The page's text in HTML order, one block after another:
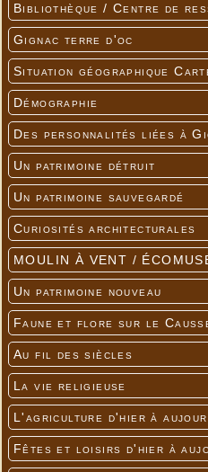
Bibliothèque / Centre de
Gignac terre d'oc
Situation géographique
Démographie
Des personnalités liées à
Un patrimoine détruit
Un patrimoine sauvegardé
Curiosités architecturales
MOULIN À VENT /
Un patrimoine nouveau
Faune et flore sur le
Au fil des siècles
La vie religieuse
L'agriculture d'hier à
Fêtes et loisirs d'hier à